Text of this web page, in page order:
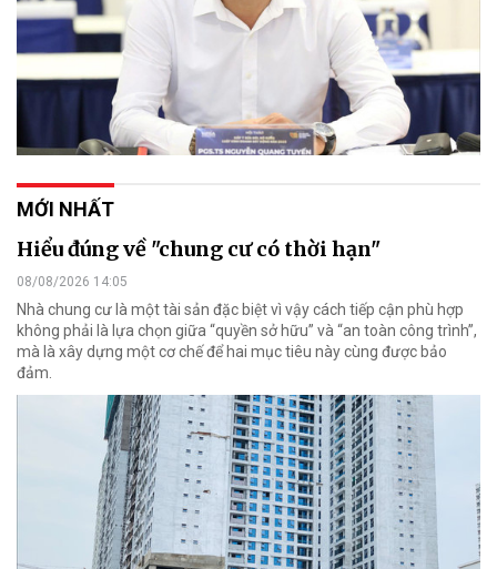
MỚI NHẤT
Hiểu đúng về "chung cư có thời hạn"
08/08/2026 14:05
Nhà chung cư là một tài sản đặc biệt vì vậy cách tiếp cận phù hợp
không phải là lựa chọn giữa “quyền sở hữu” và “an toàn công trình”,
mà là xây dựng một cơ chế để hai mục tiêu này cùng được bảo
đảm.